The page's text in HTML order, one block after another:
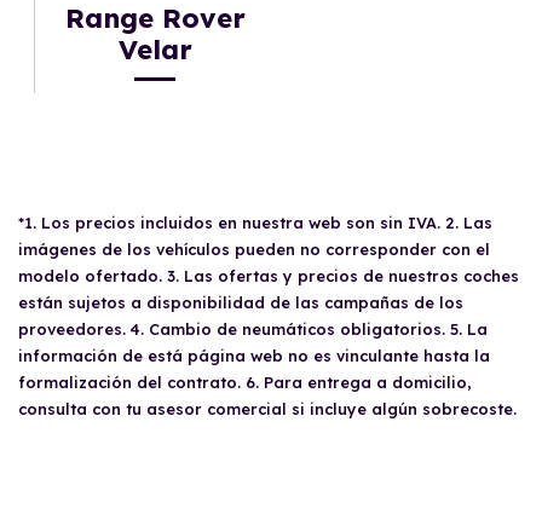
Range Rover
Velar
*1. Los precios incluidos en nuestra web son sin IVA. 2. Las
imágenes de los vehículos pueden no corresponder con el
modelo ofertado. 3. Las ofertas y precios de nuestros coches
están sujetos a disponibilidad de las campañas de los
proveedores. 4. Cambio de neumáticos obligatorios. 5. La
información de está página web no es vinculante hasta la
formalización del contrato. 6. Para entrega a domicilio,
consulta con tu asesor comercial si incluye algún sobrecoste.